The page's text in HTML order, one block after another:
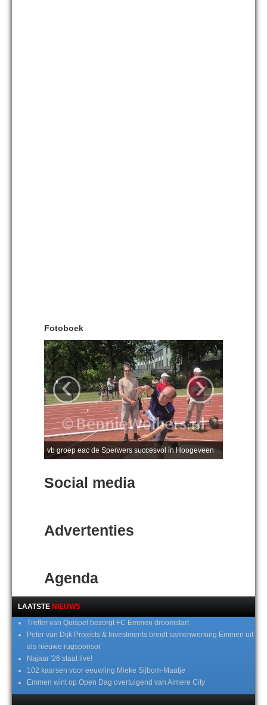
Fotoboek
vb groep eac de Sperwers succesvol in Hoogeveen
‹ ›
Social media
Advertenties
Agenda
LAATSTE NIEUWS
Treffer van Quispel bezorgt FC Emmen droomstart
Peter van Dijk Projects & Investments breidt samenwerking Emmen uit
als nieuwe rugsponsor
Najaar '26 staat live!
102 kaarsen voor eeuwling Mieke Sijbom-Maatje
Emmen wint op Open Dag overtuigend van Almere City